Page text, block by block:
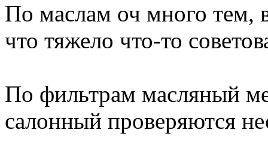
По маслам оч много тем,
что тяжело что-то
По фильтрам масляный
салонный проверяются